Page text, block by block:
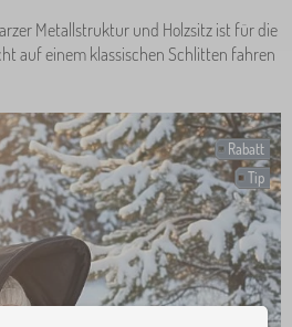
Metallstruktur und Holzsitz ist für die
auf einem klassischen Schlitten fahren
Rabatt
Tip